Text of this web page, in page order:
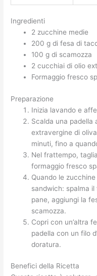
Ingredienti
2 zucchine medie
200 g di fesa di
100 g di scamozza
2 cucchiai di olio
Formaggio fresco
Preparazione
Inizia lavando e
Scalda una padella
extravergine di
minuti, fino a
Nel frattempo,
formaggio fresco
Quando le
sandwich: spalma
pane, aggiungi la
scamozza.
Copri con un’altra
padella con un filo
doratura.
Benefici della Ricetta